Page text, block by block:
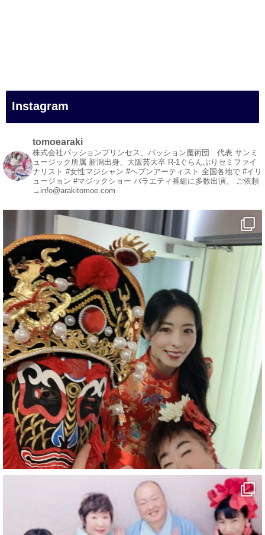
#白浜町
#変面ショー
#イベント
#宴会
#余興
1 3 X
マジシャン派遣 パッションプリンセス【公式】
@comedy_illusion · 7 8月
お疲れ様です
ブログ更新しました
「マジシャン和歌山旅 白浜町・円月島」
#企業公式がお疲れ様を言い合う
#旅行好きな人と繋がりたい
#一人旅
#女性マジシャン
#出張マジック
#マジシャン派遣
#イリュージョン
#和歌山県
#白浜町
#変面ショー
#イベント
#宴会
1 10
Instagram
tomoearaki
株式会社パッションプリンセス、パッション魔術団 代表 サンミ
ュージック所属 新潟出身、大阪芸大卒 R-1ぐらんぷりセミファイ
ナリスト #女性マジシャン #ヘブンアーティスト 全国各地で #イリ
ュージョン #マジックショー バラエティ番組に多数出演。 ご依頼
→info@arakitomoe.com